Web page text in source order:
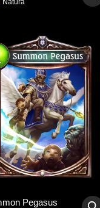
Natura
Pegasus